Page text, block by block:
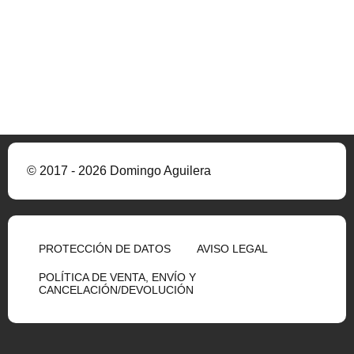
© 2017 - 2026 Domingo Aguilera
PROTECCIÓN DE DATOS AVISO LEGAL
POLÍTICA DE VENTA, ENVÍO Y
CANCELACIÓN/DEVOLUCIÓN